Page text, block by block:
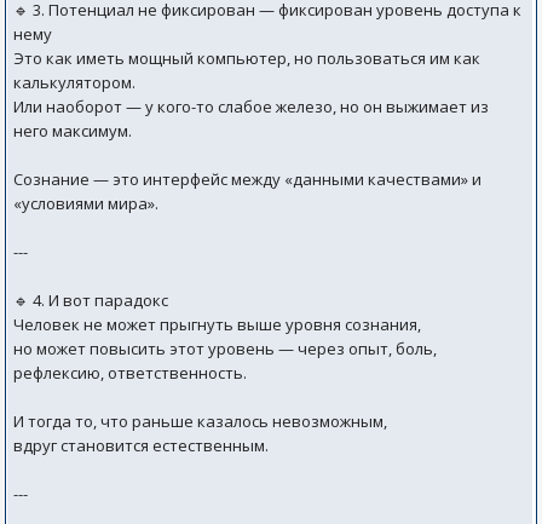
🔹 3. Потенциал не фиксирован — фиксирован уровень доступа к
нему
Это как иметь мощный компьютер, но пользоваться им как
калькулятором.
Или наоборот — у кого-то слабое железо, но он выжимает из
него максимум.
Сознание — это интерфейс между «данными качествами» и
«условиями мира».
---
🔹 4. И вот парадокс
Человек не может прыгнуть выше уровня сознания,
но может повысить этот уровень — через опыт, боль,
рефлексию, ответственность.
И тогда то, что раньше казалось невозможным,
вдруг становится естественным.
---